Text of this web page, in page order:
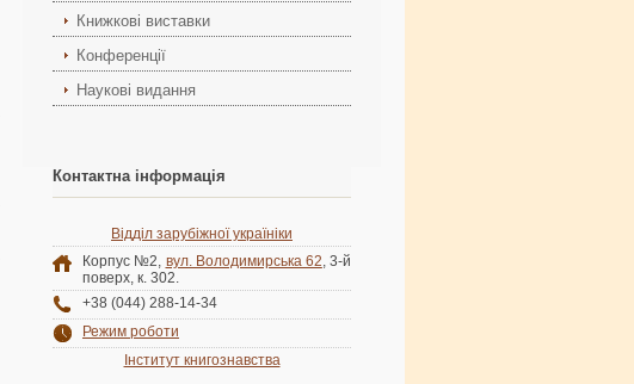
Книжкові виставки
Конференції
Наукові видання
Контактна інформація
Відділ зарубіжної україніки
Корпус №2, вул. Володимирська 62, 3-й
поверх, к. 302.
+38 (044) 288-14-34
Режим роботи
Інститут книгознавства